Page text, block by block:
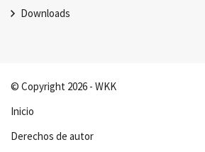
Downloads
© Copyright 2026 - WKK
Inicio
Derechos de autor